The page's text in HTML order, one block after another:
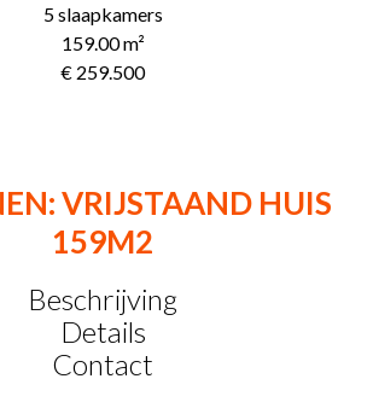
5 slaapkamers
159.00m²
€ 259.500
VRIJSTAAND HUIS
159M2
Beschrijving
Details
Contact